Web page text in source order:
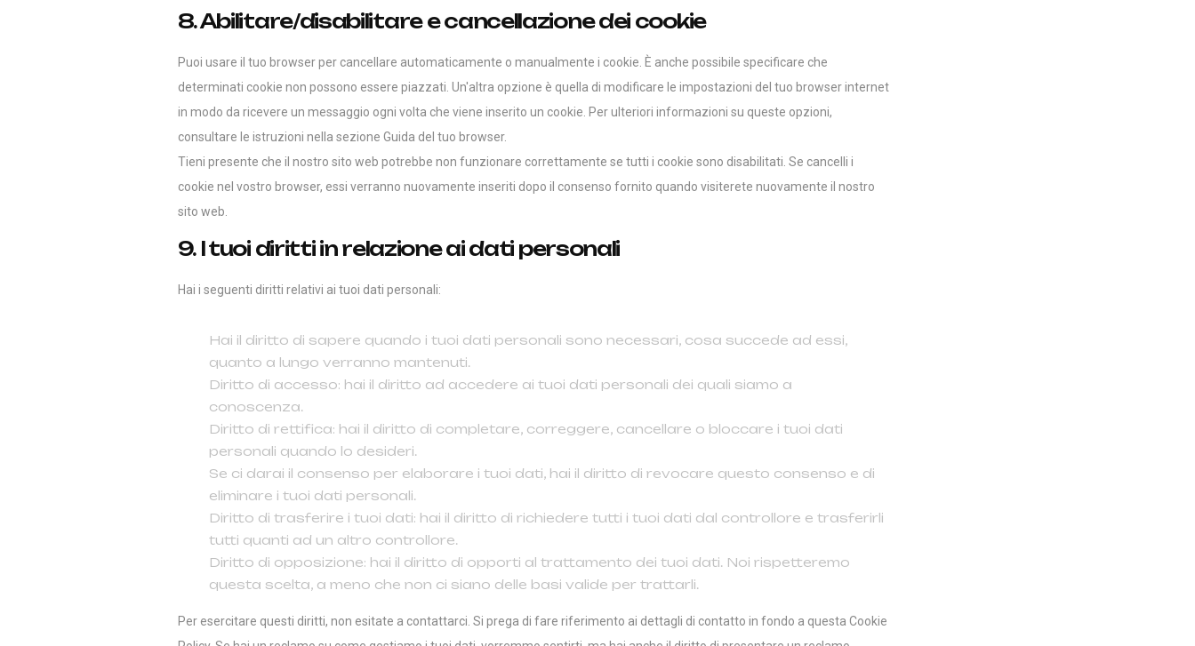
8. Abilitare/disabilitare e cancellazione dei cookie
Puoi usare il tuo browser per cancellare automaticamente o manualmente i cookie. È anche possibile specificare che
determinati cookie non possono essere piazzati. Un'altra opzione è quella di modificare le impostazioni del tuo browser internet
in modo da ricevere un messaggio ogni volta che viene inserito un cookie. Per ulteriori informazioni su queste opzioni,
consultare le istruzioni nella sezione Guida del tuo browser.
Tieni presente che il nostro sito web potrebbe non funzionare correttamente se tutti i cookie sono disabilitati. Se cancelli i
cookie nel vostro browser, essi verranno nuovamente inseriti dopo il consenso fornito quando visiterete nuovamente il nostro
sito web.
9. I tuoi diritti in relazione ai dati personali
Hai i seguenti diritti relativi ai tuoi dati personali:
Hai il diritto di sapere quando i tuoi dati personali sono necessari, cosa succede ad essi,
quanto a lungo verranno mantenuti.
Diritto di accesso: hai il diritto ad accedere ai tuoi dati personali dei quali siamo a
conoscenza.
Diritto di rettifica: hai il diritto di completare, correggere, cancellare o bloccare i tuoi dati
personali quando lo desideri.
Se ci darai il consenso per elaborare i tuoi dati, hai il diritto di revocare questo consenso e di
eliminare i tuoi dati personali.
Diritto di trasferire i tuoi dati: hai il diritto di richiedere tutti i tuoi dati dal controllore e trasferirli
tutti quanti ad un altro controllore.
Diritto di opposizione: hai il diritto di opporti al trattamento dei tuoi dati. Noi rispetteremo
questa scelta, a meno che non ci siano delle basi valide per trattarli.
Per esercitare questi diritti, non esitate a contattarci. Si prega di fare riferimento ai dettagli di contatto in fondo a questa Cookie